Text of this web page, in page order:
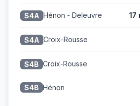
S4A Hénon - Deleuvre 17
S4A Croix-Rousse
S4B Croix-Rousse
S4B Hénon